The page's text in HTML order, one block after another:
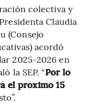
colectiva y
Claudia
(Consejo
acordó
2025-2026 en
la SEP. “Por lo
el próximo 15